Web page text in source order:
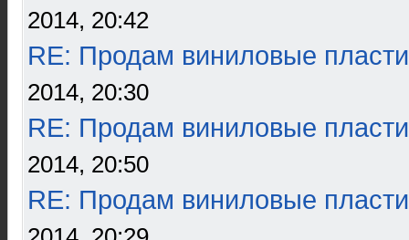
2014, 20:42
RE: Продам виниловые
2014, 20:30
RE: Продам виниловые
2014, 20:50
RE: Продам виниловые